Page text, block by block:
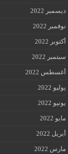
ديسمبر 2022
نوفمبر 2022
أكتوبر 2022
سبتمبر 2022
أغسطس 2022
يوليو 2022
يونيو 2022
مايو 2022
أبريل 2022
مارس 2022